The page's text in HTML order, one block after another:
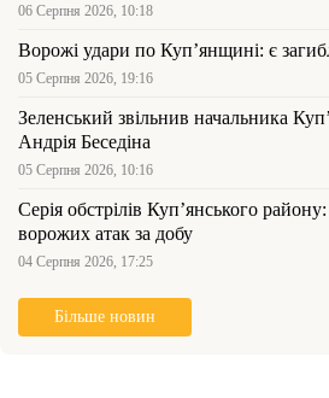
06 Серпня 2026, 10:18
Ворожі удари по Куп’янщині: є
05 Серпня 2026, 19:16
Зеленський звільнив начальника
Андрія Беседіна
05 Серпня 2026, 10:16
Серія обстрілів Куп’янського
ворожих атак за добу
04 Серпня 2026, 17:25
Більше новин